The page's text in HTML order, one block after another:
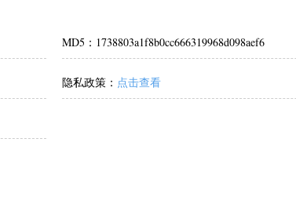
MD5：1738803a1f8b0cc666319968d098aef6
隐私政策： 点击查看